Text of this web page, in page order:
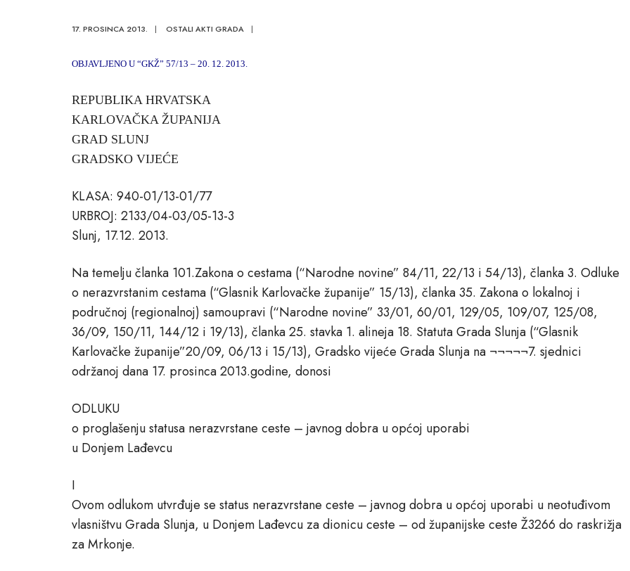
17. PROSINCA 2013. | OSTALI AKTI GRADA |
OBJAVLJENO U “GKŽ” 57/13 – 20. 12. 2013.
REPUBLIKA HRVATSKA
KARLOVAČKA ŽUPANIJA
GRAD SLUNJ
GRADSKO VIJEĆE
KLASA: 940-01/13-01/77
URBROJ: 2133/04-03/05-13-3
Slunj, 17.12. 2013.
Na temelju članka 101.Zakona o cestama (“Narodne novine” 84/11, 22/13 i 54/13), članka 3. Odluke
o nerazvrstanim cestama (“Glasnik Karlovačke županije” 15/13), članka 35. Zakona o lokalnoj i
područnoj (regionalnoj) samoupravi (“Narodne novine” 33/01, 60/01, 129/05, 109/07, 125/08,
36/09, 150/11, 144/12 i 19/13), članka 25. stavka 1. alineja 18. Statuta Grada Slunja (“Glasnik
Karlovačke županije”20/09, 06/13 i 15/13), Gradsko vijeće Grada Slunja na ¬¬¬¬¬7. sjednici
održanoj dana 17. prosinca 2013.godine, donosi
ODLUKU
o proglašenju statusa nerazvrstane ceste – javnog dobra u općoj uporabi
u Donjem Lađevcu
I
Ovom odlukom utvrđuje se status nerazvrstane ceste – javnog dobra u općoj uporabi u neotuđivom
vlasništvu Grada Slunja, u Donjem Lađevcu za dionicu ceste – od županijske ceste Ž3266 do raskrižja
za Mrkonje.